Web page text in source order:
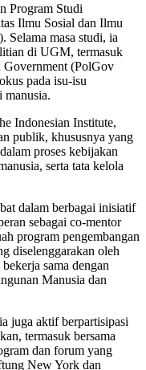
Program Studi
Ilmu Sosial dan Ilmu
masa studi, ia
di UGM, termasuk
Government (PolGov
pada isu-isu
manusia.
Indonesian Institute,
publik, khususnya yang
proses kebijakan
serta tata kelola
dalam berbagai inisiatif
sebagai co-mentor
program pengembangan
diselenggarakan oleh
sama dengan
Manusia dan
juga aktif berpartisipasi
termasuk bersama
dan forum yang
New York dan